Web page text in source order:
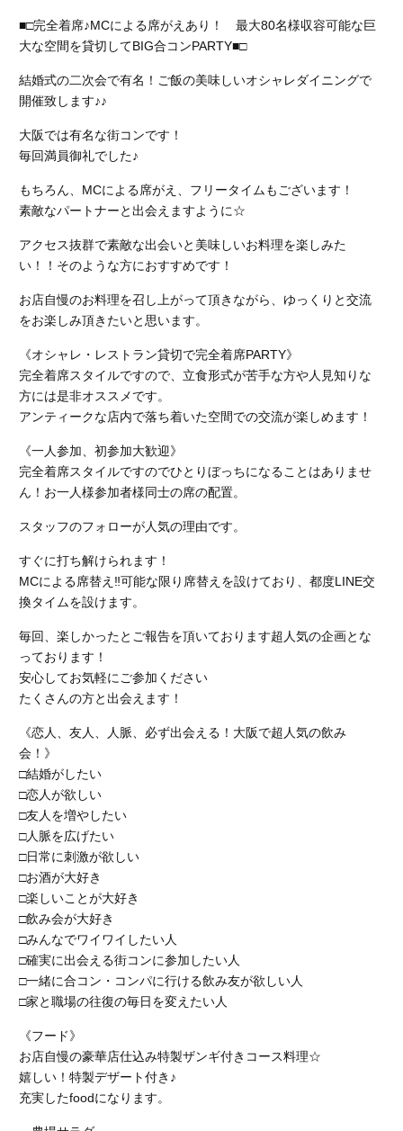
■□完全着席♪MCによる席がえあり！ 最大80名様収容可能な巨
大な空間を貸切してBIG合コンPARTY■□
結婚式の二次会で有名！ご飯の美味しいオシャレダイニングで
開催致します♪♪
大阪では有名な街コンです！
毎回満員御礼でした♪
もちろん、MCによる席がえ、フリータイムもございます！
素敵なパートナーと出会えますように☆
アクセス抜群で素敵な出会いと美味しいお料理を楽しみた
い！！そのような方におすすめです！
お店自慢のお料理を召し上がって頂きながら、ゆっくりと交流
をお楽しみ頂きたいと思います。
《オシャレ・レストラン貸切で完全着席PARTY》
完全着席スタイルですので、立食形式が苦手な方や人見知りな
方には是非オススメです。
アンティークな店内で落ち着いた空間での交流が楽しめます！
《一人参加、初参加大歓迎》
完全着席スタイルですのでひとりぼっちになることはありませ
ん！お一人様参加者様同士の席の配置。
スタッフのフォローが人気の理由です。
すぐに打ち解けられます！
MCによる席替え‼︎可能な限り席替えを設けており、都度LINE交
換タイムを設けます。
毎回、楽しかったとご報告を頂いております超人気の企画とな
っております！
安心してお気軽にご参加ください
たくさんの方と出会えます！
《恋人、友人、人脈、必ず出会える！大阪で超人気の飲み
会！》
□結婚がしたい
□恋人が欲しい
□友人を増やしたい
□人脈を広げたい
□日常に刺激が欲しい
□お酒が大好き
□楽しいことが大好き
□飲み会が大好き
□みんなでワイワイしたい人
□確実に出会える街コンに参加したい人
□一緒に合コン・コンパに行ける飲み友が欲しい人
□家と職場の往復の毎日を変えたい人
《フード》
お店自慢の豪華店仕込み特製ザンギ付きコース料理☆
嬉しい！特製デザート付き♪
充実したfoodになります。